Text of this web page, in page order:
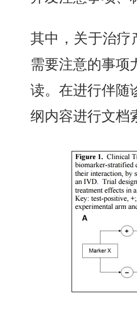
其中，关于治疗
需要注意的事项
读。在进行伴随
纲内容进行文档